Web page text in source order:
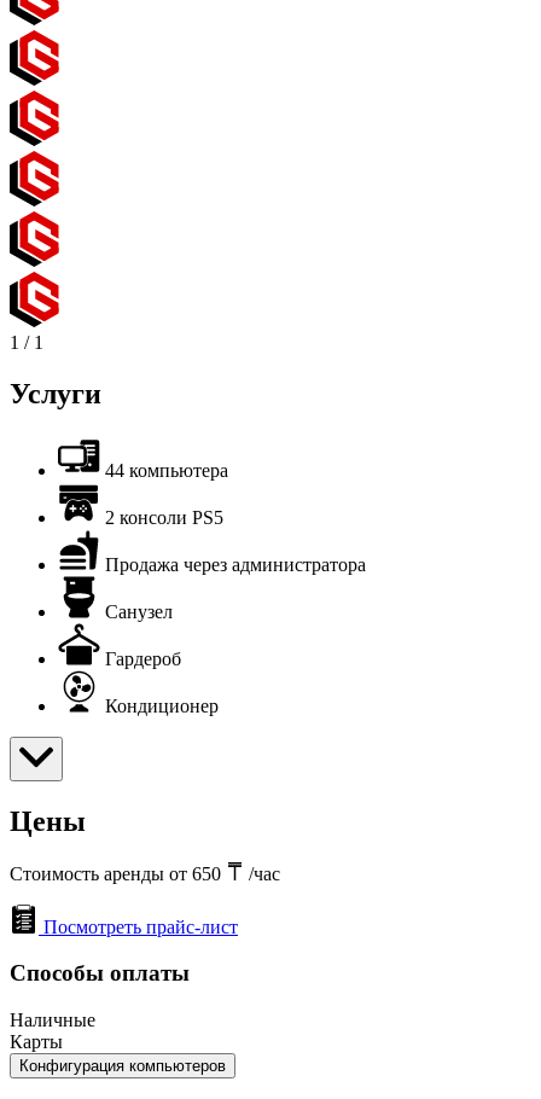
1 / 1
Услуги
44 компьютера
2 консоли PS5
Продажа через администратора
Санузел
Гардероб
Кондиционер
Цены
Стоимость аренды от 650 /час
Посмотреть прайс-лист
Способы оплаты
Наличные
Карты
Конфигурация компьютеров